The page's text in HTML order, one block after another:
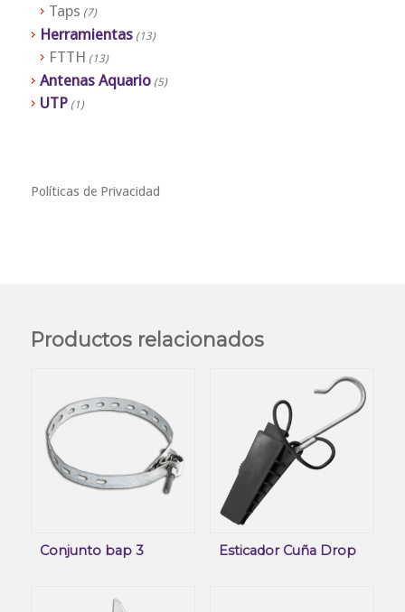
Taps (7)
Herramientas (13)
FTTH (13)
Antenas Aquario (5)
UTP (1)
Políticas de Privacidad
Productos relacionados
Conjunto bap 3 Esticador Cuña Drop